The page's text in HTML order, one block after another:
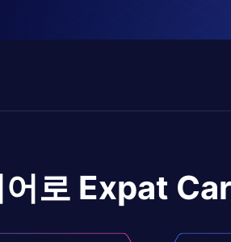
로 Expat